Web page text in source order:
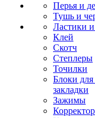
Перья и
Тушь и
Ластики
Клей
Скотч
Степлеры
Точилки
Блоки для
закладки
Зажимы